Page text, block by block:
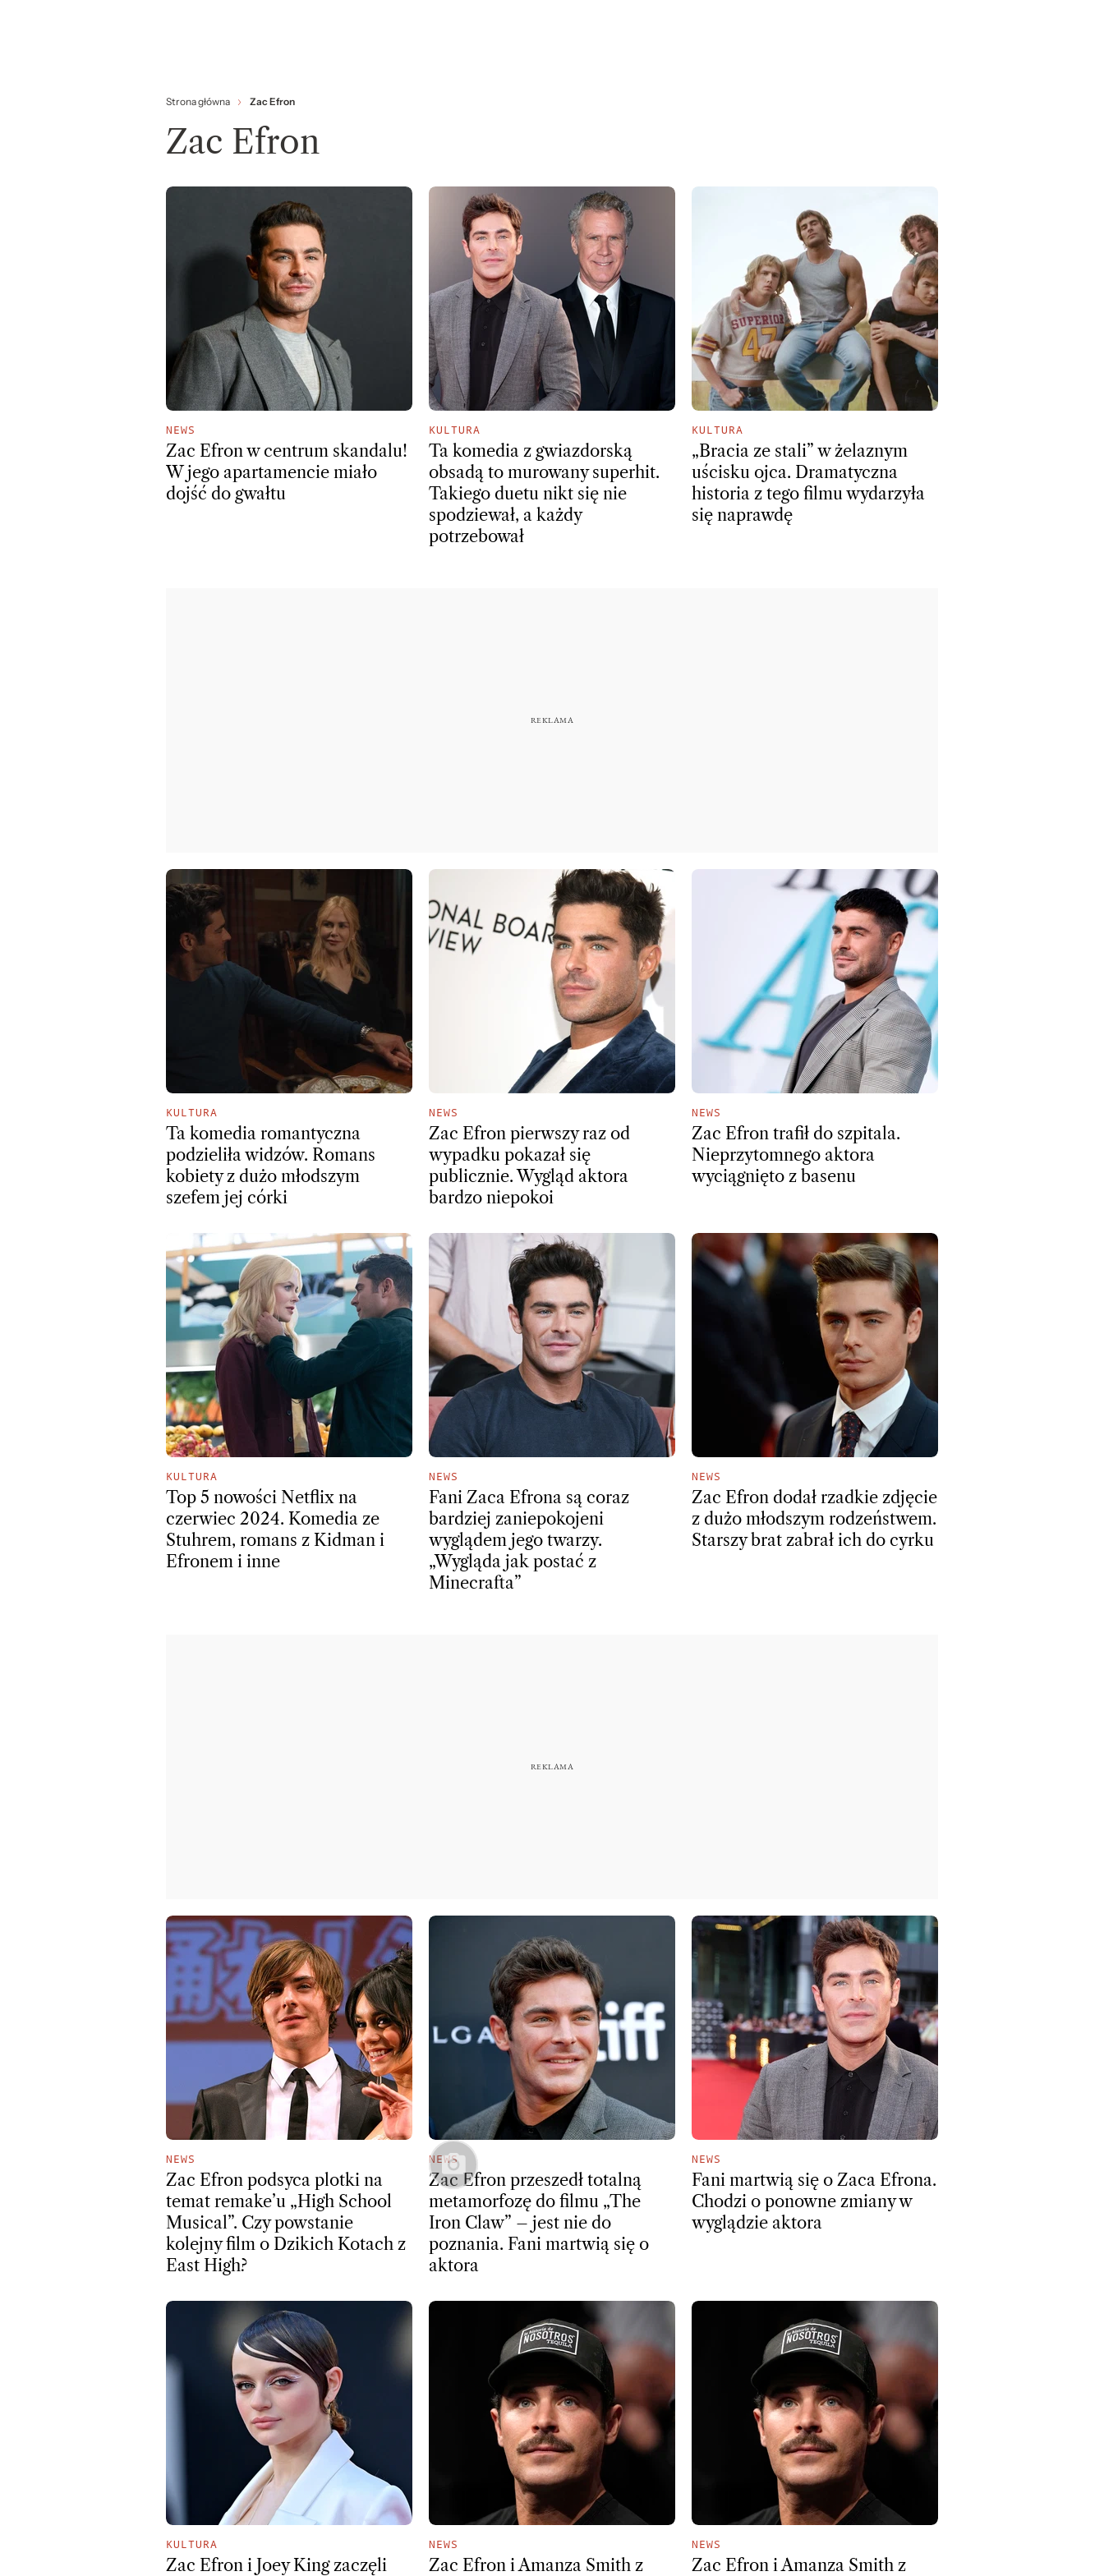
Strona główna Zac Efron
Zac Efron
NEWS
Zac Efron w centrum skandalu!
W jego apartamencie miało
dojść do gwałtu
KULTURA
Ta komedia z gwiazdorską
obsadą to murowany superhit.
Takiego duetu nikt się nie
spodziewał, a każdy
potrzebował
KULTURA
„Bracia ze stali” w żelaznym
uścisku ojca. Dramatyczna
historia z tego filmu wydarzyła
się naprawdę
KULTURA
Ta komedia romantyczna
podzieliła widzów. Romans
kobiety z dużo młodszym
szefem jej córki
NEWS
Zac Efron pierwszy raz od
wypadku pokazał się
publicznie. Wygląd aktora
bardzo niepokoi
NEWS
Zac Efron trafił do szpitala.
Nieprzytomnego aktora
wyciągnięto z basenu
KULTURA
Top 5 nowości Netflix na
czerwiec 2024. Komedia ze
Stuhrem, romans z Kidman i
Efronem i inne
NEWS
Fani Zaca Efrona są coraz
bardziej zaniepokojeni
wyglądem jego twarzy.
„Wygląda jak postać z
Minecrafta”
NEWS
Zac Efron dodał rzadkie zdjęcie
z dużo młodszym rodzeństwem.
Starszy brat zabrał ich do cyrku
NEWS
Zac Efron podsyca plotki na
temat remake’u „High School
Musical”. Czy powstanie
kolejny film o Dzikich Kotach z
East High?
NEWS
Zac Efron przeszedł totalną
metamorfozę do filmu „The
Iron Claw” – jest nie do
poznania. Fani martwią się o
aktora
NEWS
Fani martwią się o Zaca Efrona.
Chodzi o ponowne zmiany w
wyglądzie aktora
KULTURA
Zac Efron i Joey King zaczęli
NEWS
Zac Efron i Amanza Smith z
NEWS
Zac Efron i Amanza Smith z